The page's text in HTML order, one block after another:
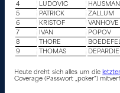
4
LUDOVIC HAUSMAN
5
PATRICK ZALLUM
6
KRISTOF VANHOVE
7
IVAN POPOV
8
THORE
9
THOMAS
Heute dreht sich alles um die
Coverage (Passwort „poker“)